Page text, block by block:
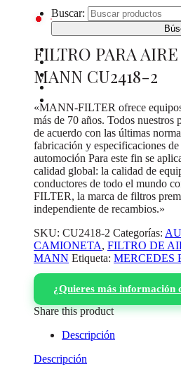
Buscar:
INICIO
CATÁLOGO DE
¿DONDE COMPRAR?
SOBRE NOSOTROS
FILTRO PARA
MANN CU2418-2
«MANN-FILTER ofrece
más de 70 años. Todos nuestros
de acuerdo con las últimas
fabricación y especificaciones
automoción Para este fin se
calidad global: la calidad de
conductores de todo el mundo
FILTER, la marca de filtros
independiente de recambios.»
SKU: CU2418-2 Categorías:
CAMIONETA, FILTRO DE
MANN Etiqueta: MERCEDES
¿Quieres más información
Share this product
Descripción
Descripción